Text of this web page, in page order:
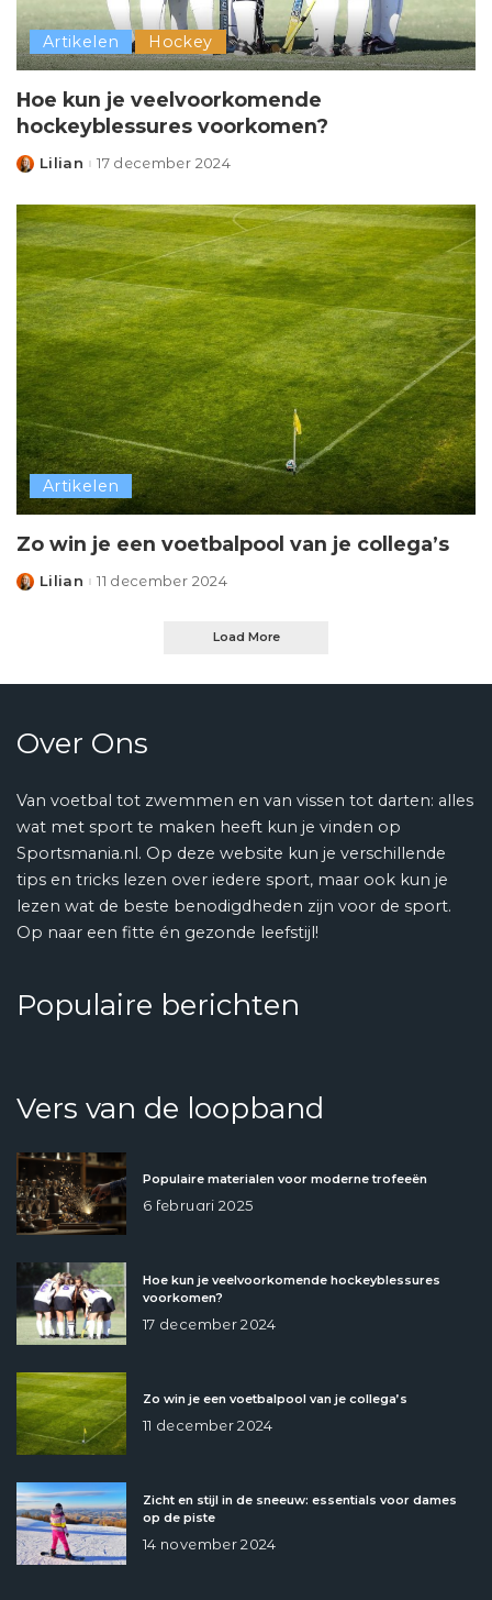
Artikelen Hockey
Hoe kun je veelvoorkomende
hockeyblessures voorkomen?
Posted
Lilian 17 december 2024
Artikelen
Zo win je een voetbalpool van je collega’s
Posted
Lilian 11 december 2024
Load More
Over Ons
Van voetbal tot zwemmen en van vissen tot darten: alles
wat met sport te maken heeft kun je vinden op
Sportsmania.nl. Op deze website kun je verschillende
tips en tricks lezen over iedere sport, maar ook kun je
lezen wat de beste benodigdheden zijn voor de sport.
Op naar een fitte én gezonde leefstijl!
Populaire berichten
Vers van de loopband
Populaire materialen voor moderne trofeeën
6 februari 2025
Hoe kun je veelvoorkomende hockeyblessures
voorkomen?
17 december 2024
Zo win je een voetbalpool van je collega’s
11 december 2024
Zicht en stijl in de sneeuw: essentials voor dames
op de piste
14 november 2024